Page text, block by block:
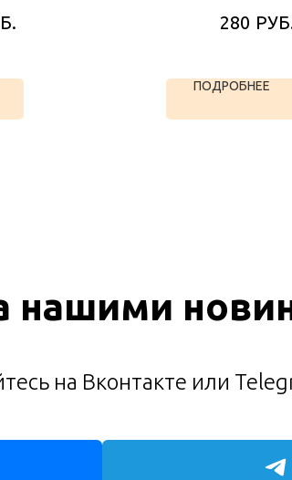
280
ПОДРОБНЕЕ
нашими
на Вконтакте или